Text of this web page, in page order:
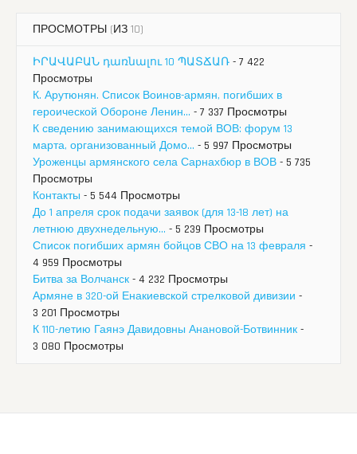
ПРОСМОТРЫ (ИЗ 10)
ԻՐԱՎԱԲԱՆ դառնալու 10 ՊԱՏՃԱՌ - 7 422
Просмотры
К. Арутюнян. Список Воинов-армян, погибших в
героической Обороне Ленин... - 7 337 Просмотры
К сведению занимающихся темой ВОВ: форум 13
марта, организованный Домо... - 5 997 Просмотры
Уроженцы армянского села Сарнахбюр в ВОВ - 5 735
Просмотры
Контакты - 5 544 Просмотры
До 1 апреля срок подачи заявок (для 13-18 лет) на
летнюю двухнедельную... - 5 239 Просмотры
Список погибших армян бойцов СВО на 13 февраля -
4 959 Просмотры
Битва за Волчанск - 4 232 Просмотры
Армяне в 320-ой Енакиевской стрелковой дивизии -
3 201 Просмотры
К 110-летию Гаянэ Давидовны Анановой-Ботвинник -
3 080 Просмотры